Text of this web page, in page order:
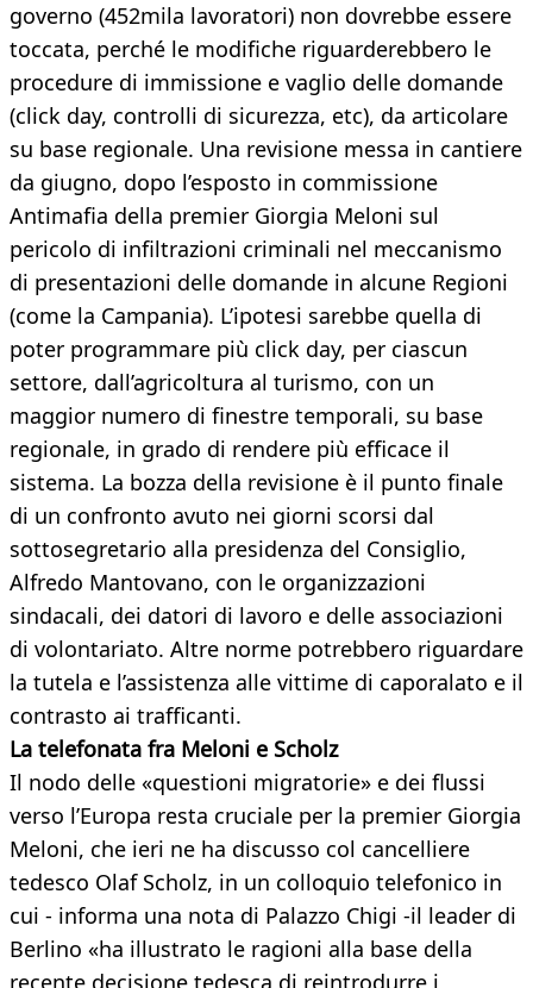
governo (452mila lavoratori) non dovrebbe essere
toccata, perché le modifiche riguarderebbero le
procedure di immissione e vaglio delle domande
(click day, controlli di sicurezza, etc), da articolare
su base regionale. Una revisione messa in cantiere
da giugno, dopo l’esposto in commissione
Antimafia della premier Giorgia Meloni sul
pericolo di infiltrazioni criminali nel meccanismo
di presentazioni delle domande in alcune Regioni
(come la Campania). L’ipotesi sarebbe quella di
poter programmare più click day, per ciascun
settore, dall’agricoltura al turismo, con un
maggior numero di finestre temporali, su base
regionale, in grado di rendere più efficace il
sistema. La bozza della revisione è il punto finale
di un confronto avuto nei giorni scorsi dal
sottosegretario alla presidenza del Consiglio,
Alfredo Mantovano, con le organizzazioni
sindacali, dei datori di lavoro e delle associazioni
di volontariato. Altre norme potrebbero riguardare
la tutela e l’assistenza alle vittime di caporalato e il
contrasto ai trafficanti.
La telefonata fra Meloni e Scholz
Il nodo delle «questioni migratorie» e dei flussi
verso l’Europa resta cruciale per la premier Giorgia
Meloni, che ieri ne ha discusso col cancelliere
tedesco Olaf Scholz, in un colloquio telefonico in
cui - informa una nota di Palazzo Chigi -il leader di
Berlino «ha illustrato le ragioni alla base della
recente decisione tedesca di reintrodurre i